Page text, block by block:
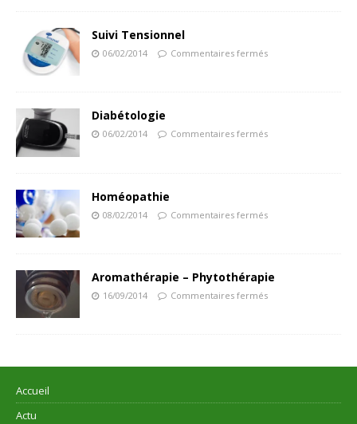
Suivi Tensionnel
06/02/2014 Commentaires fermés
Diabétologie
06/02/2014 Commentaires fermés
Homéopathie
08/02/2014 Commentaires fermés
Aromathérapie – Phytothérapie
16/09/2014 Commentaires fermés
Accueil
Actu